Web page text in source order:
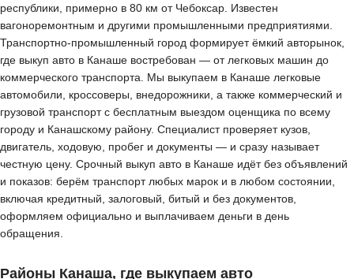
республики, примерно в 80 км от Чебоксар. Известен
вагоноремонтным и другими промышленными предприятиями.
Транспортно-промышленный город формирует ёмкий авторынок,
где выкуп авто в Канаше востребован — от легковых машин до
коммерческого транспорта. Мы выкупаем в Канаше легковые
автомобили, кроссоверы, внедорожники, а также коммерческий и
грузовой транспорт с бесплатным выездом оценщика по всему
городу и Канашскому району. Специалист проверяет кузов,
двигатель, ходовую, пробег и документы — и сразу называет
честную цену. Срочный выкуп авто в Канаше идёт без объявлений
и показов: берём транспорт любых марок и в любом состоянии,
включая кредитный, залоговый, битый и без документов,
оформляем официально и выплачиваем деньги в день
обращения.
Районы Канаша, где выкупаем авто